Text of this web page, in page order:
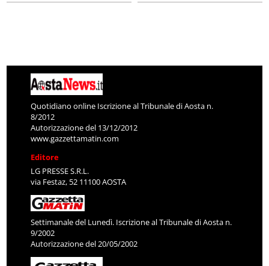
Quotidiano online Iscrizione al Tribunale di Aosta n.
8/2012
Autorizzazione del 13/12/2012
www.gazzettamatin.com
Editore
LG PRESSE S.R.L.
via Festaz, 52 11100 AOSTA
Settimanale del Lunedì. Iscrizione al Tribunale di Aosta n.
9/2002
Autorizzazione del 20/05/2002